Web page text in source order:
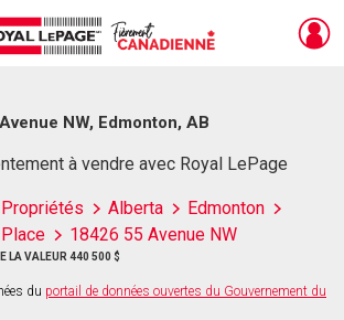
NW, Edmonton, AB
à vendre avec Royal LePage
Propriétés Alberta
Edmonton
18426 55 Avenue NW
LA VALEUR 440 500 $
du portail de données ouvertes du Gouvernement du